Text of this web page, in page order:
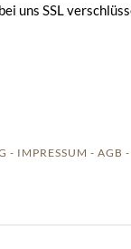
uns SSL
IMPRESSUM AGB